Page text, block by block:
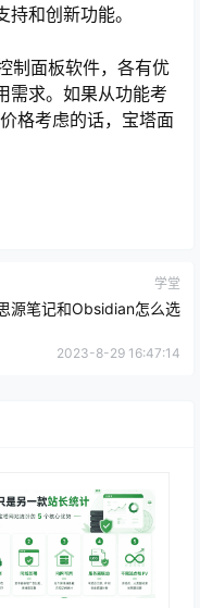
和创新功能。
制面板软件，各有优
需求。如果从功能考
格考虑的话，宝塔面
学堂
源笔记和Obsidian怎么选
2023-8-29 16:47:14